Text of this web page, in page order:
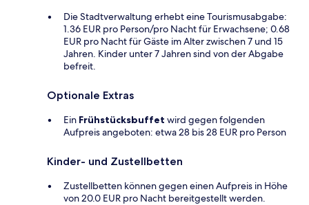
Die Stadtverwaltung erhebt eine Tourismusabgabe:
1.36 EUR pro Person/pro Nacht für Erwachsene; 0.68
EUR pro Nacht für Gäste im Alter zwischen 7 und 15
Jahren. Kinder unter 7 Jahren sind von der Abgabe
befreit.
Optionale Extras
Ein Frühstücksbuffet wird gegen folgenden
Aufpreis angeboten: etwa 28 bis 28 EUR pro Person
Kinder- und Zustellbetten
Zustellbetten können gegen einen Aufpreis in Höhe
von 20.0 EUR pro Nacht bereitgestellt werden.